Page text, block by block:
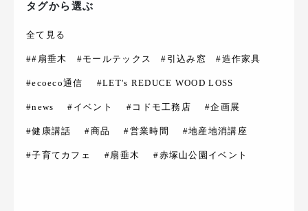
タグから選ぶ
全て見る
##扇垂木 #モールテックス #引込み窓 #造作家具
#ecoeco通信 #LET's REDUCE WOOD LOSS
#news #イベント #コドモ工務店 #企画展
#健康講話 #商品 #営業時間 #地産地消講座
#子育てカフェ #扇垂木 #赤塚山公園イベント